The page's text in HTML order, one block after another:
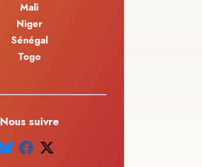
Mali
Niger
Sénégal
Togo
Nous suivre